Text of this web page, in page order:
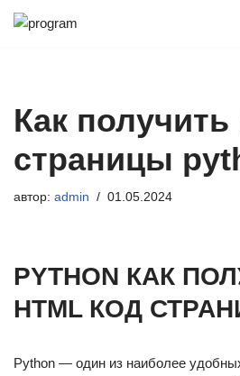
Как
страницы
автор: admin 01.05.2024
PYTHON КАК
HTML КОД
Python — один из наиболее